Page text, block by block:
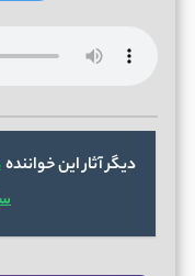
دیگر آثار این خواننده